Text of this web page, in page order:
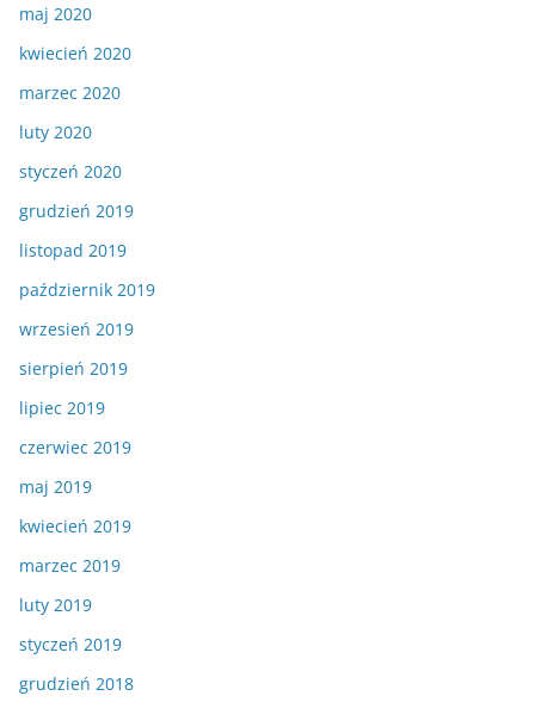
maj 2020
kwiecień 2020
marzec 2020
luty 2020
styczeń 2020
grudzień 2019
listopad 2019
październik 2019
wrzesień 2019
sierpień 2019
lipiec 2019
czerwiec 2019
maj 2019
kwiecień 2019
marzec 2019
luty 2019
styczeń 2019
grudzień 2018